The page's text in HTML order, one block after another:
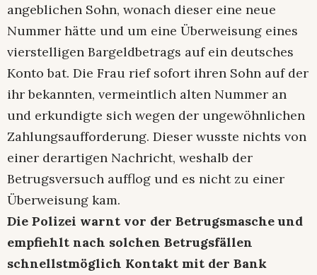
angeblichen Sohn, wonach dieser eine neue
Nummer hätte und um eine Überweisung eines
vierstelligen Bargeldbetrags auf ein deutsches
Konto bat. Die Frau rief sofort ihren Sohn auf der
ihr bekannten, vermeintlich alten Nummer an
und erkundigte sich wegen der ungewöhnlichen
Zahlungsaufforderung. Dieser wusste nichts von
einer derartigen Nachricht, weshalb der
Betrugsversuch aufflog und es nicht zu einer
Überweisung kam.
Die Polizei warnt vor der Betrugsmasche und
empfiehlt nach solchen Betrugsfällen
schnellstmöglich Kontakt mit der Bank